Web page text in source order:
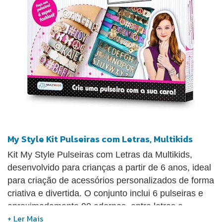
My Style Kit Pulseiras com Letras, Multikids
Kit My Style Pulseiras com Letras da Multikids,
desenvolvido para crianças a partir de 6 anos, ideal
para criação de acessórios personalizados de forma
criativa e divertida. O conjunto inclui 6 pulseiras e
aproximadamente 90 adornos, entre letras e
pingentes, permitindo montar diferentes